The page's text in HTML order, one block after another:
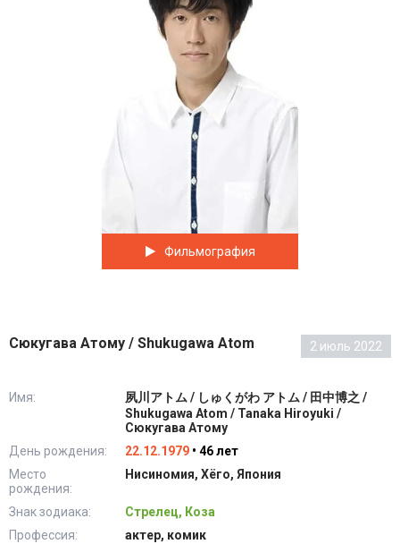
Фильмография
Сюкугава Атому / Shukugawa Atom 2 июль 2022
Имя:
夙川アトム / しゅくがわ アトム / 田中博之 /
Shukugawa Atom / Tanaka Hiroyuki /
Сюкугава Атому
День рождения:
22.12.1979 • 46 лет
Место
рождения:
Нисиномия, Хёго, Япония
Знак зодиака:
Стрелец, Коза
Профессия:
актер, комик